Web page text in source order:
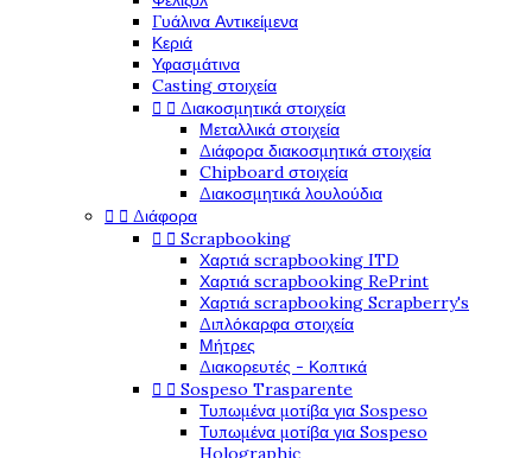
Γυάλινα Αντικείμενα
Κεριά
Υφασμάτινα
Casting στοιχεία
  Διακοσμητικά στοιχεία
Μεταλλικά στοιχεία
Διάφορα διακοσμητικά στοιχεία
Chipboard στοιχεία
Διακοσμητικά λουλούδια
  Διάφορα
  Scrapbooking
Χαρτιά scrapbooking ITD
Χαρτιά scrapbooking RePrint
Χαρτιά scrapbooking Scrapberry's
Διπλόκαρφα στοιχεία
Μήτρες
Διακορευτές - Κοπτικά
  Sospeso Trasparente
Τυπωμένα μοτίβα για Sospeso
Τυπωμένα μοτίβα για Sospeso
Holographic